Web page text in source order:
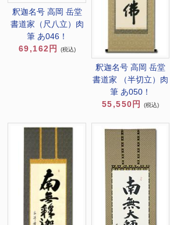
釈迦名号 高岡 岳堂
書道家（尺八立）肉
筆 あ046！
69,162円
(税込)
釈迦名号 高岡 岳堂
書道家 （半切立）肉
筆 あ050！
55,550円
(税込)